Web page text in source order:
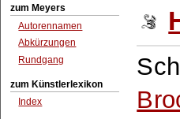
zum Meyers
Autorennamen
Abkürzungen
Rundgang
zum Künstlerlexikon
Index